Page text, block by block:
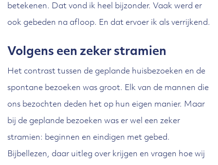
betekenen. Dat vond ik heel bijzonder. Vaak werd er
ook gebeden na afloop. En dat ervoer ik als verrijkend.
Volgens een zeker stramien
Het contrast tussen de geplande huisbezoeken en de
spontane bezoeken was groot. Elk van de mannen die
ons bezochten deden het op hun eigen manier. Maar
bij de geplande bezoeken was er wel een zeker
stramien: beginnen en eindigen met gebed.
Bijbellezen, daar uitleg over krijgen en vragen hoe wij